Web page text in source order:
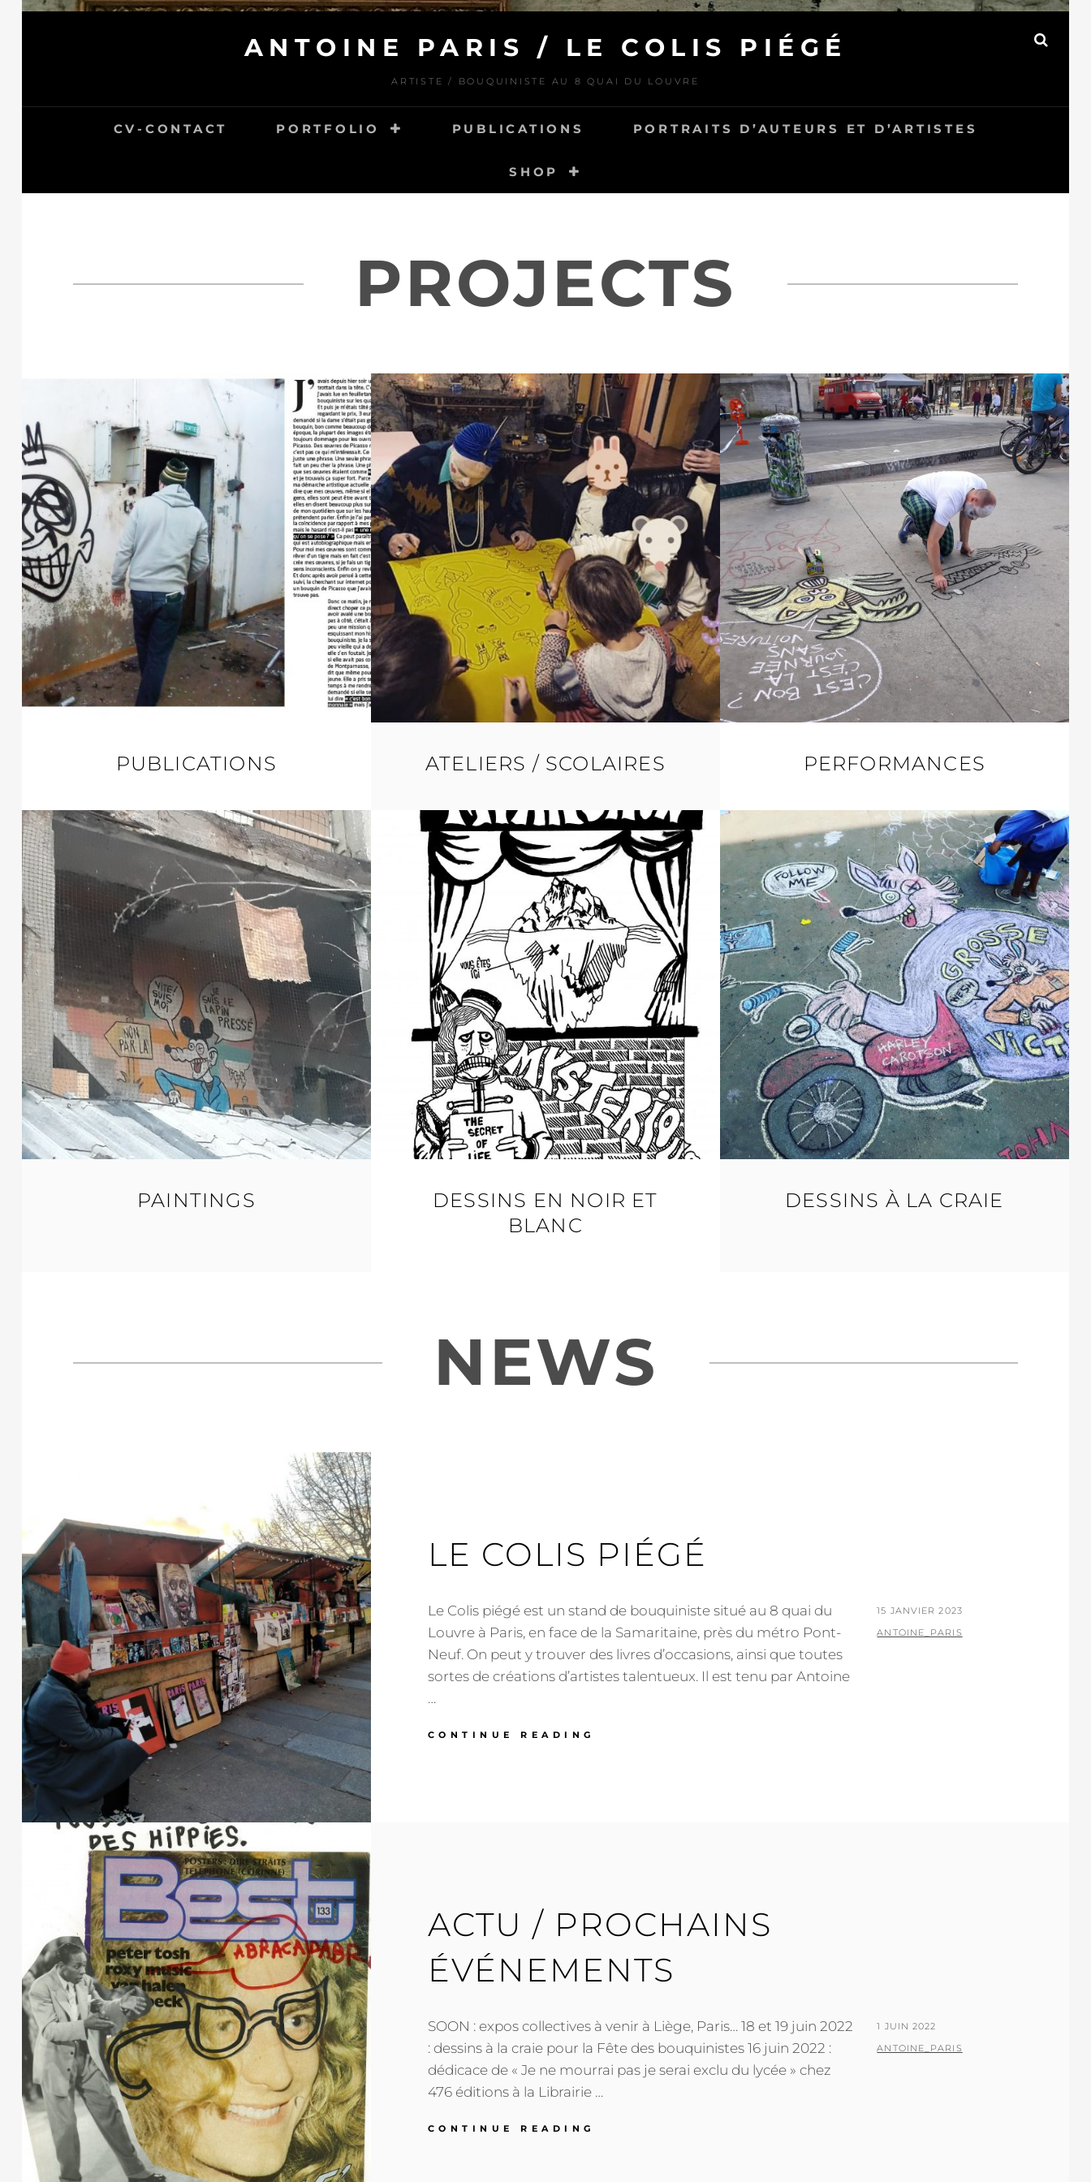
ANTOINE PARIS / LE COLIS PIÉGÉ
ARTISTE / BOUQUINISTE AU 8 QUAI DU LOUVRE
CV-CONTACT PORTFOLIO PUBLICATIONS PORTRAITS D’AUTEURS ET D’ARTISTES
SHOP
PROJECTS
PUBLICATIONS ATELIERS / SCOLAIRES PERFORMANCES
PAINTINGS
DESSINS EN NOIR ET
BLANC
DESSINS À LA CRAIE
NEWS
LE COLIS PIÉGÉ
Le Colis piégé est un stand de bouquiniste situé au 8 quai du
Louvre à Paris, en face de la Samaritaine, près du métro Pont-
Neuf. On peut y trouver des livres d’occasions, ainsi que toutes
sortes de créations d’artistes talentueux. Il est tenu par Antoine
…
CONTINUE READING
POSTED
ON
15 JANVIER 2023
BY
ANTOINE_PARIS
ACTU / PROCHAINS
ÉVÉNEMENTS
SOON : expos collectives à venir à Liège, Paris… 18 et 19 juin 2022
: dessins à la craie pour la Fête des bouquinistes 16 juin 2022 :
dédicace de « Je ne mourrai pas je serai exclu du lycée » chez
476 éditions à la Librairie …
CONTINUE READING
POSTED
ON
1 JUIN 2022
BY
ANTOINE_PARIS